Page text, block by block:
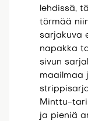
lehdissä,
törmää
sarjakuva
napakka
sivun
maailmaa
Minttu-
ja pieniä